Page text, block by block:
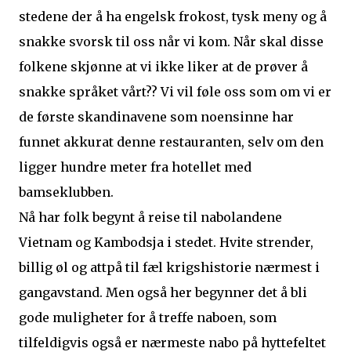
stedene der å ha engelsk frokost, tysk meny og å
snakke svorsk til oss når vi kom. Når skal disse
folkene skjønne at vi ikke liker at de prøver å
snakke språket vårt?? Vi vil føle oss som om vi er
de første skandinavene som noensinne har
funnet akkurat denne restauranten, selv om den
ligger hundre meter fra hotellet med
bamseklubben.
Nå har folk begynt å reise til nabolandene
Vietnam og Kambodsja i stedet. Hvite strender,
billig øl og attpå til fæl krigshistorie nærmest i
gangavstand. Men også her begynner det å bli
gode muligheter for å treffe naboen, som
tilfeldigvis også er nærmeste nabo på hyttefeltet